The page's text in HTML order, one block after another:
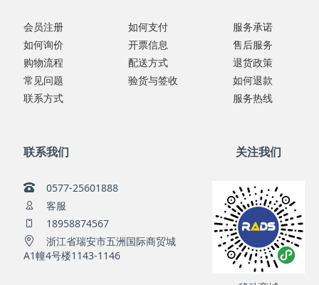
会员注册
如何询价
购物流程
常见问题
联系方式
如何支付
开票信息
配送方式
验货与签收
服务承诺
售后服务
退货政策
如何退款
服务热线
联系我们
0577-25601888
客服
18958874567
浙江省瑞安市五洲国际商贸城
A1幢4号楼1143-1146
关注我们